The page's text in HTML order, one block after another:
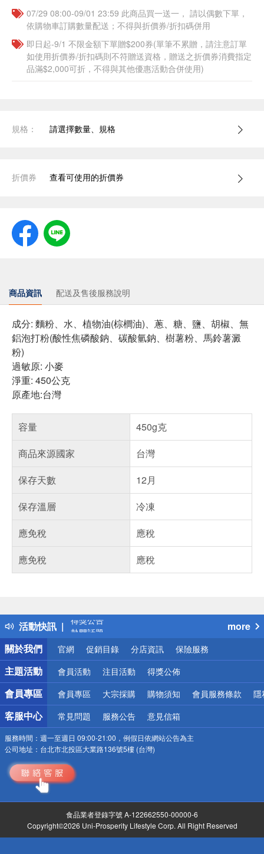
07/29 08:00-09/01 23:59 此商品買一送一， 請以偶數下單，
依購物車訂購數量配送；不得與折價券/折扣碼併用
即日起-9/1 不限金額下單贈$200券(單筆不累贈，請注意訂單
如使用折價券/折扣碼則不符贈送資格，贈送之折價券消費指定
品滿$2,000可折，不得與其他優惠活動合併使用)
規格： 請選擇數量、規格
折價券 查看可使用的折價券
商品資訊 配送及售後服務說明
成分: 麵粉、水、植物油(棕櫚油)、蔥、糖、鹽、胡椒、無
鋁泡打粉(酸性焦磷酸鈉、碳酸氫鈉、樹薯粉、馬鈴薯澱
粉)
過敏原: 小麥
淨重: 450公克
原產地:台灣
容量
450g克
商品來源國家
台灣
保存天數
12月
保存溫層
冷凍
應免稅
應稅
應免稅
應稅
活動快訊
得獎公告
熱門話題
銀行優惠
偏遠地區配送
詐騙網頁！請小心！
more
關於我們
官網 促銷目錄 分店資訊 保險服務
主題活動 會員活動 注目活動 得獎公佈
會員專區 會員專區 大宗採購 購物須知 會員服務條款 隱
客服中心 常見問題 服務公告 意見信箱
服務時間： 週一至週日 09:00-21:00，例假日依網站公告為主
公司地址： 台北市北投區大業路136號5樓 (台灣)
食品業者登錄字號 A-122662550-00000-6
Copyright©2026 Uni-Prosperity Lifestyle Corp. All Right Reserved